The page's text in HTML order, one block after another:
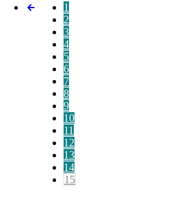
1
2
3
4
5
6
7
8
9
10
11
12
13
14
15